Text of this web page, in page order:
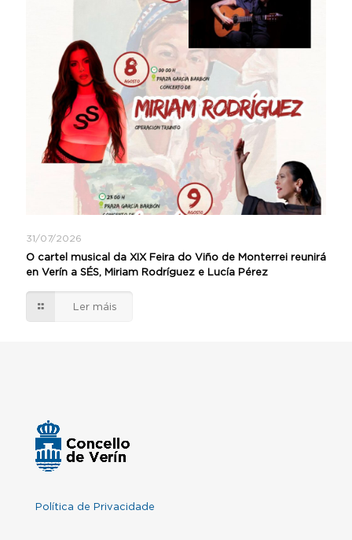
31/07/2026
O cartel musical da XIX Feira do Viño de Monterrei reunirá
en Verín a SÉS, Miriam Rodríguez e Lucía Pérez
Ler máis
Política de Privacidade